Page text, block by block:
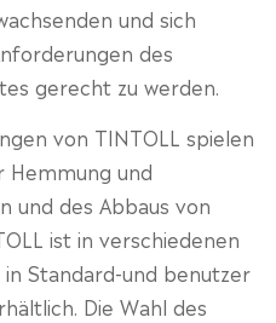
und sich
des
gerecht zu werden.
von TINTOLL spielen
Hemmung und
und des Abbaus von
ist in verschiedenen
Standard-und benutzer
Die Wahl des